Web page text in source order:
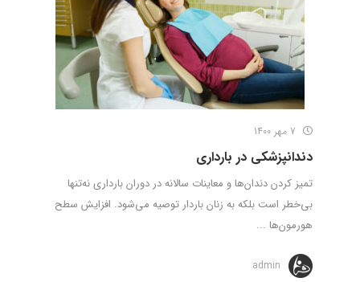
دندانپزشکی در بارداری
تمیز کردن دندان‌ها و معاینات سالانه در دوران بارداری نه‌تنها
بی‌خطر است بلکه به زنان باردار توصیه می‌شود. افزایش سطح
هورمون‌ها ...
admin